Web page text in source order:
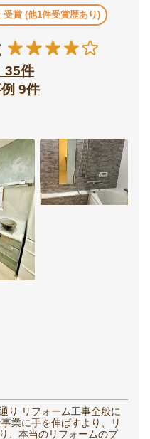
賞 (他1件受賞歴あり)
35件
9件
り リフォーム工事全般に
業に手を伸ばすより、リ
、本当のリフォームのプ